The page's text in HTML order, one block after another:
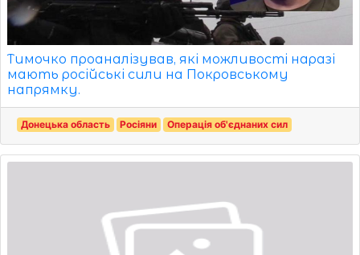
Тимочко проаналізував, які можливості наразі
мають російські сили на Покровському
напрямку.
Донецька область Росіяни Операція об'єднаних сил